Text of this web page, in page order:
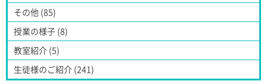
その他 (85)
授業の様子 (8)
教室紹介 (5)
生徒様のご紹介 (241)